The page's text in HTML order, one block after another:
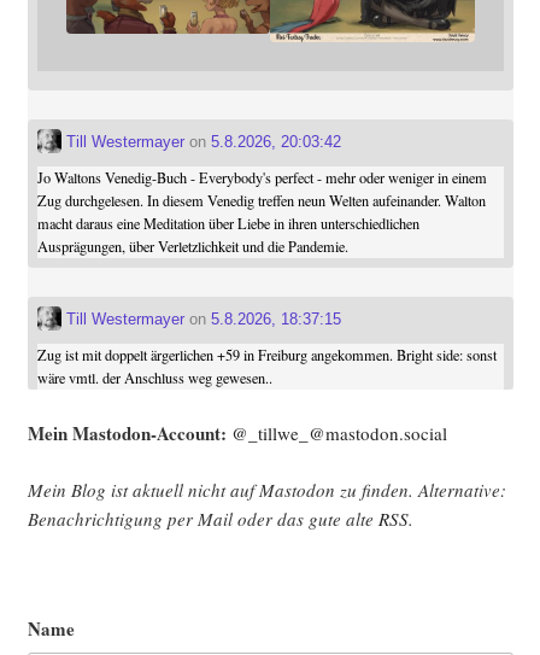
Till Westermayeron 5.8.2026, 20:03:42
Jo Waltons Venedig-Buch - Everybody's perfect - mehr oder weniger in einem
Zug durchgelesen. In diesem Venedig treffen neun Welten aufeinander. Walton
macht daraus eine Meditation über Liebe in ihren unterschiedlichen
Ausprägungen, über Verletzlichkeit und die Pandemie.
Till Westermayeron 5.8.2026, 18:37:15
Zug ist mit doppelt ärgerlichen +59 in Freiburg angekommen. Bright side: sonst
wäre vmtl. der Anschluss weg gewesen..
Mein Mast­o­don-Account: @_tillwe_@mastodon.social
Mein Blog ist aktu­ell nicht auf Mast­o­don zu fin­den. Alter­na­ti­ve:
Benach­rich­ti­gung per Mail oder das gute alte RSS.
Name